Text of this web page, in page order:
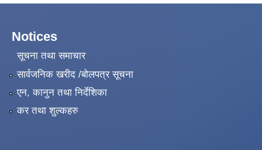
Notices
सूचना तथा समाचार
सार्वजनिक खरीद /बोलपत्र सूचना
एन, कानुन तथा निर्देशिका
कर तथा शुल्कहरु